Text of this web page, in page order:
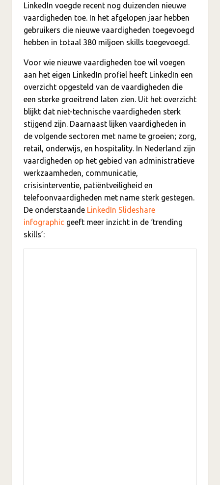
LinkedIn voegde recent nog duizenden nieuwe
vaardigheden toe. In het afgelopen jaar hebben
gebruikers die nieuwe vaardigheden toegevoegd
hebben in totaal 380 miljoen skills toegevoegd.
Voor wie nieuwe vaardigheden toe wil voegen
aan het eigen LinkedIn profiel heeft LinkedIn een
overzicht opgesteld van de vaardigheden die
een sterke groeitrend laten zien. Uit het overzicht
blijkt dat niet-technische vaardigheden sterk
stijgend zijn. Daarnaast lijken vaardigheden in
de volgende sectoren met name te groeien; zorg,
retail, onderwijs, en hospitality. In Nederland zijn
vaardigheden op het gebied van administratieve
werkzaamheden, communicatie,
crisisinterventie, patiëntveiligheid en
telefoonvaardigheden met name sterk gestegen.
De onderstaande LinkedIn Slideshare
infographic geeft meer inzicht in de ‘trending
skills’: